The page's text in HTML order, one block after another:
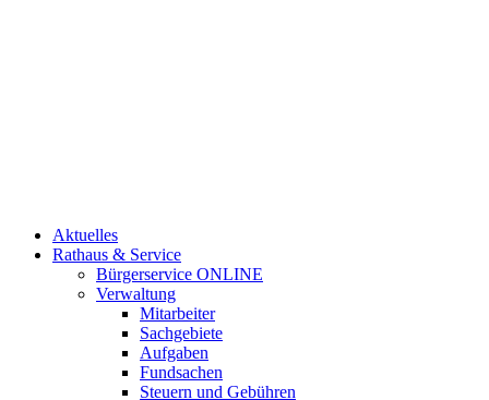
Aktuelles
Rathaus & Service
Bürgerservice ONLINE
Verwaltung
Mitarbeiter
Sachgebiete
Aufgaben
Fundsachen
Steuern und Gebühren